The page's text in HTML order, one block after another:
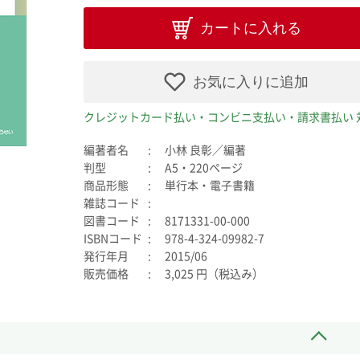
カートに入れる
お気に入りに追加
クレジットカード払い・コンビニ支払い・請求書払い
編著者名
小林 良彰／編著
判型
A5・220ページ
商品形態
単行本・電子書籍
雑誌コード
図書コード
8171331-00-000
ISBNコード
978-4-324-09982-7
発行年月
2015/06
販売価格
3,025 円（税込み）